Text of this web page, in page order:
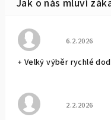
Hodnocení
6.2.2026
+ Velký výběr rychlé
Hodnocení
2.2.2026